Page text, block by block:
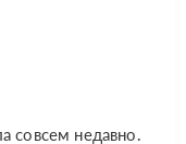
совсем недавно.